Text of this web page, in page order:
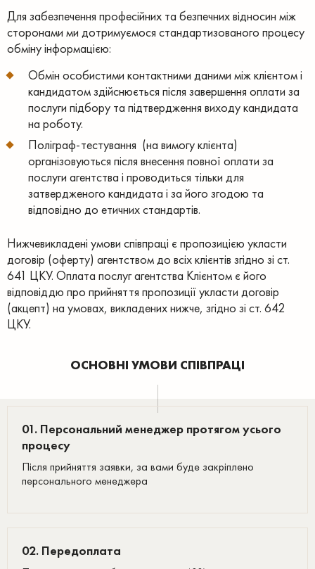
Для забезпечення професійних та безпечних відносин між
сторонами ми дотримуємося стандартизованого процесу
обміну інформацією:
Обмін особистими контактними даними між клієнтом і
кандидатом здійснюється після завершення оплати за
послуги підбору та підтвердження виходу кандидата
на роботу.
Поліграф-тестування (на вимогу клієнта)
організовуються після внесення повної оплати за
послуги агентства і проводиться тільки для
затвердженого кандидата і за його згодою та
відповідно до етичних стандартів.
Нижчевикладені умови співпраці є пропозицією укласти
договір (оферту) агентством до всіх клієнтів згідно зі ст.
641 ЦКУ. Оплата послуг агентства Клієнтом є його
відповіддю про прийняття пропозиції укласти договір
(акцепт) на умовах, викладених нижче, згідно зі ст. 642
ЦКУ.
ОСНОВНІ УМОВИ СПІВПРАЦІ
01. Персональний менеджер протягом усього
процесу
Після прийняття заявки, за вами буде закріплено
персонального менеджера
02. Передоплата